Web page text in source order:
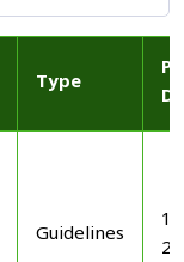
Type
Guidelines